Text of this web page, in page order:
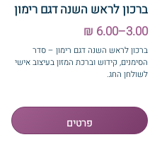
ברכון לראש השנה דגם רימון
3.00–6.00 ₪
ברכון לראש השנה דגם רימון – סדר
הסימנים, קידוש וברכת המזון בעיצוב אישי
לשולחן החג.